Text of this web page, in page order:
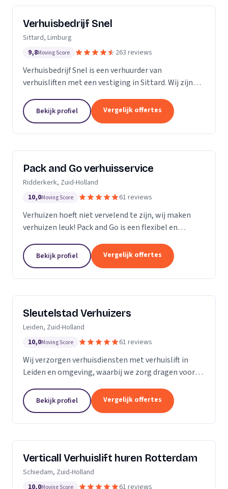
Verhuisbedrijf Snel
Sittard, Limburg
9,8Moving Score 263 reviews
Verhuisbedrijf Snel is een verhuurder van
verhuisliften met een vestiging in Sittard. Wij zijn
Bekijk profiel Vergelijk offertes
Pack and Go verhuisservice
Ridderkerk, Zuid-Holland
10,0Moving Score 61 reviews
Verhuizen hoeft niet vervelend te zijn, wij maken
verhuizen leuk! Pack and Go is een flexibel en
al uw verhuizingen. Met ons team van...
Bekijk profiel Vergelijk offertes
Sleutelstad Verhuizers
Leiden, Zuid-Holland
10,0Moving Score 61 reviews
Wij verzorgen verhuisdiensten met verhuislift in
Leiden en omgeving, waarbij we zorg dragen voor
Bekijk profiel Vergelijk offertes
Verticall Verhuislift huren Rotterdam
Schiedam, Zuid-Holland
10,0Moving Score 61 reviews